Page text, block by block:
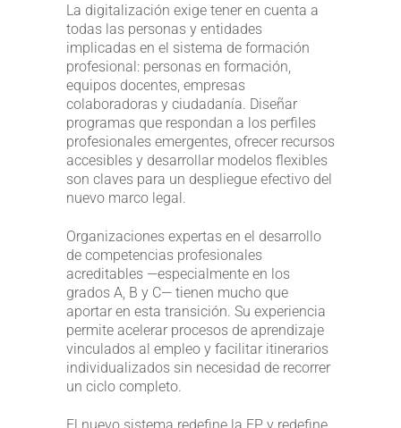
La digitalización exige tener en cuenta a
todas las personas y entidades
implicadas en el sistema de formación
profesional: personas en formación,
equipos docentes, empresas
colaboradoras y ciudadanía. Diseñar
programas que respondan a los perfiles
profesionales emergentes, ofrecer recursos
accesibles y desarrollar modelos flexibles
son claves para un despliegue efectivo del
nuevo marco legal.
Organizaciones expertas en el desarrollo
de competencias profesionales
acreditables —especialmente en los
grados A, B y C— tienen mucho que
aportar en esta transición. Su experiencia
permite acelerar procesos de aprendizaje
vinculados al empleo y facilitar itinerarios
individualizados sin necesidad de recorrer
un ciclo completo.